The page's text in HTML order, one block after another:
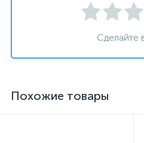
Сделайте
Похожие товары